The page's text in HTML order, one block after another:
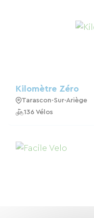
Kilomètre Zéro
Tarascon-Sur-Ariège
136 Vélos